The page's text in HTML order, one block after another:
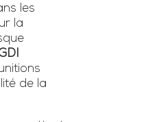
les
la
de la